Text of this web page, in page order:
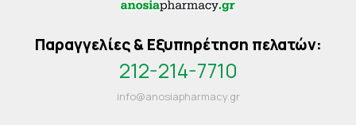
Παραγγελίες & Εξυπηρέτηση πελατών:
212-214-7710
info@anosiapharmacy.gr